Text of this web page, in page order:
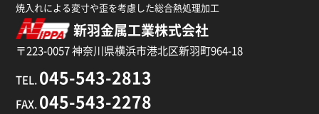
焼入れによる変寸や歪を考慮した総合熱処理加工
新羽金属工業株式会社
〒223-0057 神奈川県横浜市港北区新羽町964-18
TEL. 045-543-2813
FAX. 045-543-2278